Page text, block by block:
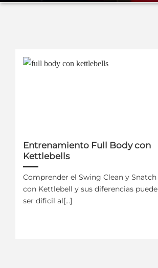
Entrenamiento Full Body con
Kettlebells
Comprender el Swing Clean y Snatch
con Kettlebell y sus diferencias puede
ser dificil al[...]